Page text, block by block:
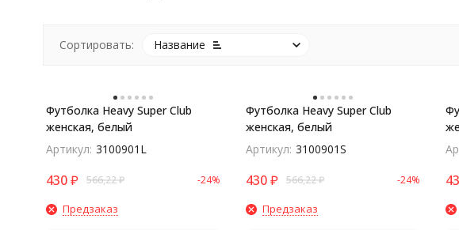
Сортировать: Название
Футболка Heavy Super Club
женская, белый
Артикул: 3100901L
430 ₽ 566,22₽ -24%
Предзаказ
Футболка Heavy Super Club
женская, белый
Артикул: 3100901S
430₽ 566,22₽ -24%
Предзаказ